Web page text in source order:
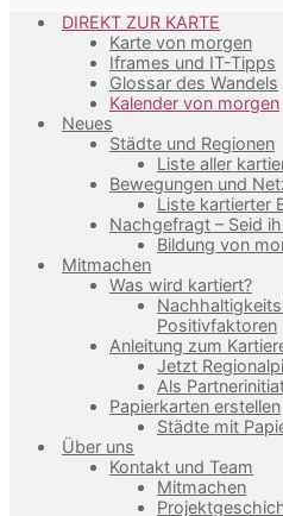
DIREKT ZUR KARTE
Karte von morgen
Iframes und IT-Tipps
Glossar des Wandels
Kalender von morgen
Neues
Städte und Regionen
Liste aller
Bewegungen und
Liste kartierter
Nachgefragt – Seid
Bildung von
Mitmachen
Was wird kartiert?
Positivfaktoren
Anleitung zum
Jetzt
Als
Papierkarten erstellen
Städte mit
Über uns
Kontakt und Team
Mitmachen